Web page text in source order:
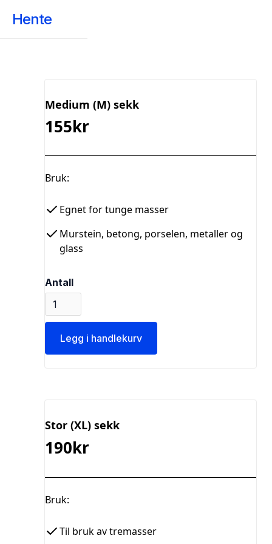
Hente
Medium (M) sekk
155kr
Bruk:
Egnet for tunge masser
Murstein, betong, porselen, metaller og
glass
Antall
Stor (XL) sekk
190kr
Bruk:
Til bruk av tremasser